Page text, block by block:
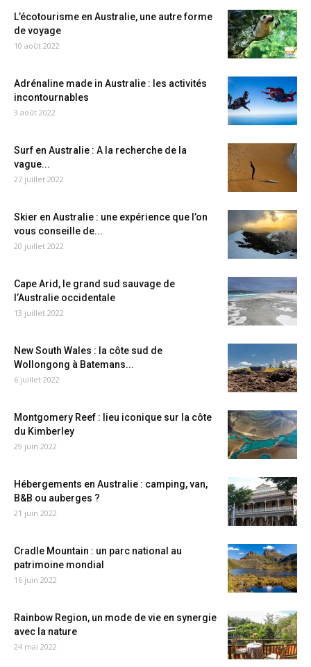
L’écotourisme en Australie, une autre forme
de voyage
10 août 2022
Adrénaline made in Australie : les activités
incontournables
3 août 2022
Surf en Australie : A la recherche de la
vague...
27 juillet 2022
Skier en Australie : une expérience que l’on
vous conseille de...
20 juillet 2022
Cape Arid, le grand sud sauvage de
l’Australie occidentale
13 juillet 2022
New South Wales : la côte sud de
Wollongong à Batemans...
6 juillet 2022
Montgomery Reef : lieu iconique sur la côte
du Kimberley
29 juin 2022
Hébergements en Australie : camping, van,
B&B ou auberges ?
21 juin 2022
Cradle Mountain : un parc national au
patrimoine mondial
16 juin 2022
Rainbow Region, un mode de vie en synergie
avec la nature
24 mai 2022